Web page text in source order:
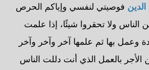
فوصيتي لنفسي وإياكم الحرص
الناس ولا تحقروا شيئًا، إذا علمت
وعمل بها ثم علمها آخر وآخر وآخر
بالعمل الذي أنت دللت الناس